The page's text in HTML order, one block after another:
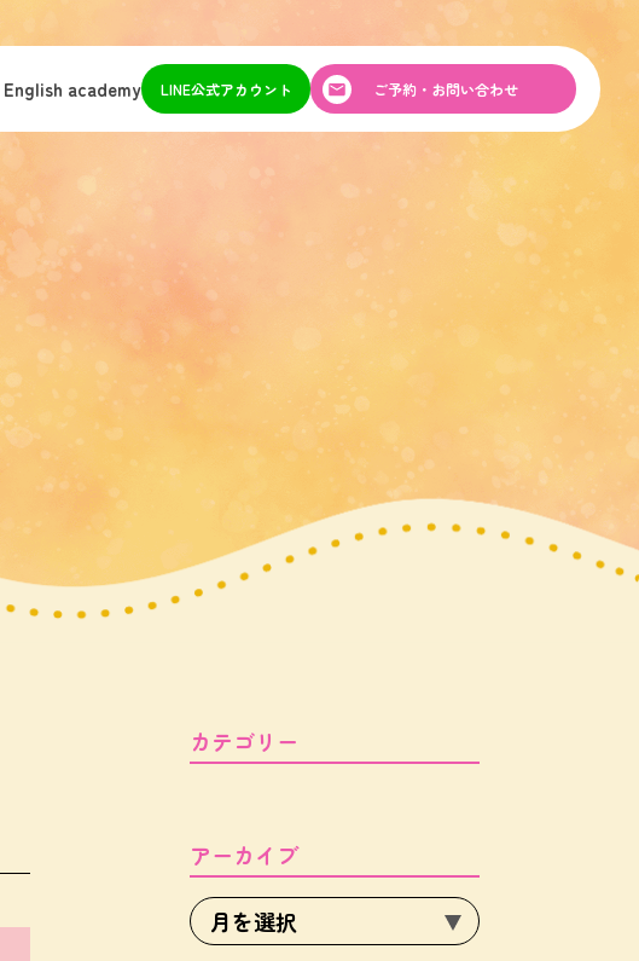
English academy LINE公式アカウント ご予約・お問い合わせ
カテゴリー
アーカイブ